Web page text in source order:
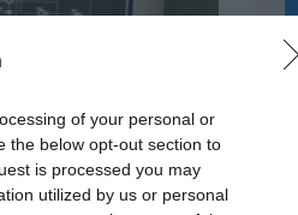
of your personal or
the below opt-out section to
is processed you may
utilized by us or personal